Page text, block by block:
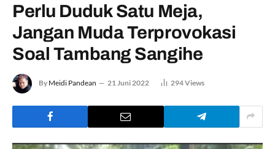
Perlu Duduk Satu Meja,
Jangan Muda Terprovokasi
Soal Tambang Sangihe
By Meidi Pandean 21 Juni 2022 294Views